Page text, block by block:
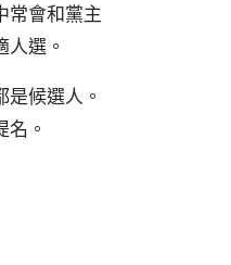
常會和黨主
選。
候選人。
。